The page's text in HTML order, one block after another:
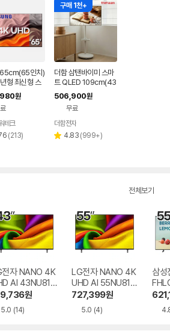
인치)
형 최신형 스
UHD TV 65
스탠드 기본
원
테크
리
(213)
구매 1천+
더함 삼탠바이미 스마
트 QLED 109cm(43
인치), 라이트, 이동식
스탠드
506,900원
무료
더함전자
별 4.83 리
(999+)
전체보기
자 NANO 4K
AI 43NU810
원
5.0 (14)
LG전자 NANO 4K
UHD AI 55NU810
BENA
727,399원
5.0 (4)
삼성